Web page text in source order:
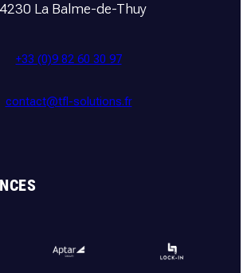
La Balme-de-Thuy
+33 (0)9 82 60 30 97
contact@tfl-solutions.fr